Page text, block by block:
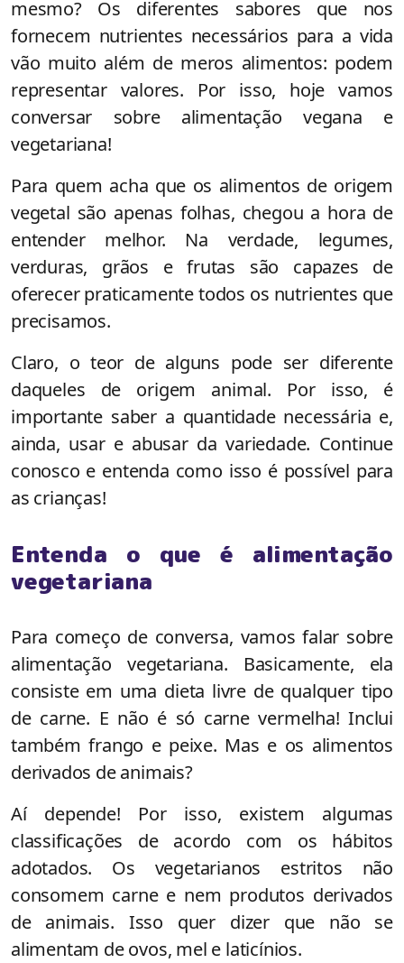
mesmo? Os diferentes sabores que nos
fornecem nutrientes necessários para a vida
vão muito além de meros alimentos: podem
representar valores. Por isso, hoje vamos
conversar sobre alimentação vegana e
vegetariana!
Para quem acha que os alimentos de origem
vegetal são apenas folhas, chegou a hora de
entender melhor. Na verdade, legumes,
verduras, grãos e frutas são capazes de
oferecer praticamente todos os nutrientes que
precisamos.
Claro, o teor de alguns pode ser diferente
daqueles de origem animal. Por isso, é
importante saber a quantidade necessária e,
ainda, usar e abusar da variedade. Continue
conosco e entenda como isso é possível para
as crianças!
Entenda o que é alimentação
vegetariana
Para começo de conversa, vamos falar sobre
alimentação vegetariana. Basicamente, ela
consiste em uma dieta livre de qualquer tipo
de carne. E não é só carne vermelha! Inclui
também frango e peixe. Mas e os alimentos
derivados de animais?
Aí depende! Por isso, existem algumas
classificações de acordo com os hábitos
adotados. Os vegetarianos estritos não
consomem carne e nem produtos derivados
de animais. Isso quer dizer que não se
alimentam de ovos, mel e laticínios.